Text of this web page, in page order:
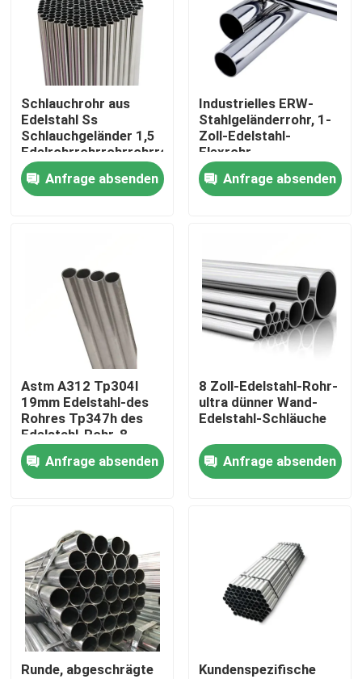
Videos
Werksbesichtigung
Qualitätskontrolle
Neuigkeiten
Bitte um ein Angebot
Edelstahl-Platten-Blätter
Schlauchrohr aus
Edelstahl Ss
Schlauchgeländer 1,5
Edelrohrrohrrohrrohrrohr
Anfrage absenden
Industrielles ERW-
Stahlgeländerrohr, 1-
Zoll-Edelstahl-
Flexrohr
Anfrage absenden
Astm A312 Tp304l
19mm Edelstahl-des
Rohres Tp347h des
Edelstahl-Rohr-8
Rohrrohr
Anfrage absenden
8 Zoll-Edelstahl-Rohr-
ultra dünner Wand-
Edelstahl-Schläuche
Anfrage absenden
Runde, abgeschrägte
Kundenspezifische